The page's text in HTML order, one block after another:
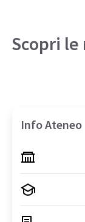
Scopri
Info Ateneo